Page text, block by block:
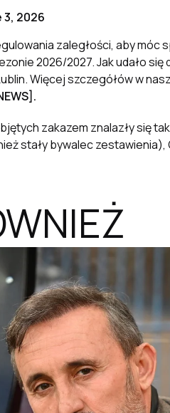
3, 2026
zaległości, aby
2026/2027. Jak udało
Więcej szczegółów w
zakazem znalazły się
stały bywalec zestawienia),